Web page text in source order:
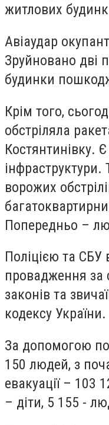
житлових
Авіаудар
Зруйновано дві
будинки
Крім того,
обстріляла
Костянтинівку.
ворожих
Попередньо –
Поліцією та СБУ
провадження за
законів та
кодексу України.
За допомогою
150 людей, з
евакуації – 103
– діти, 5 155 -